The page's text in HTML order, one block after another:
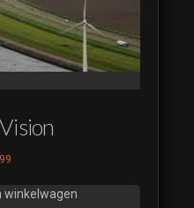
winkelwagen